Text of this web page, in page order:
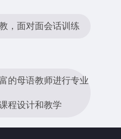
，面对面会话训练
的母语教师进行专业
程设计和教学